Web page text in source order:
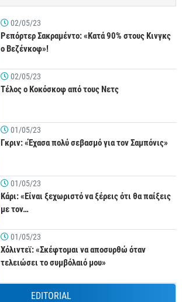
02/05/23
Ρεπόρτερ Σακραμέντο: «Κατά 90% στους Κινγκς
ο Βεζένκοφ»!
02/05/23
Τέλος ο Κοκόσκοφ από τους Νετς
01/05/23
Γκριν: «Έχασα πολύ σεβασμό για τον Σαμπόνις»
01/05/23
Κάρι: «Είναι ξεχωριστό να ξέρεις ότι θα παίξεις
με τον…
01/05/23
Χόλιντεϊ: «Σκέφτομαι να αποσυρθώ όταν
τελειώσει το συμβόλαιό μου»
EDITORIAL